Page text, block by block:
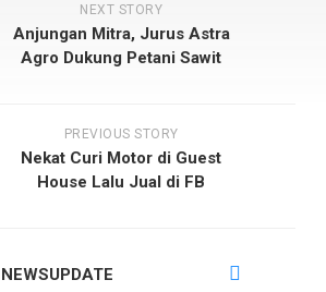
NEXT STORY
Anjungan Mitra, Jurus Astra
Agro Dukung Petani Sawit
PREVIOUS STORY
Nekat Curi Motor di Guest
House Lalu Jual di FB
NEWSUPDATE